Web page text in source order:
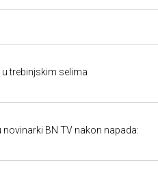
trebinjskim selima
BN TV nakon napada: